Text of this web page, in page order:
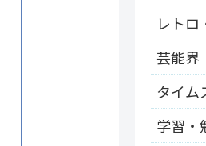
レトロ
芸能界
タイム
学習・